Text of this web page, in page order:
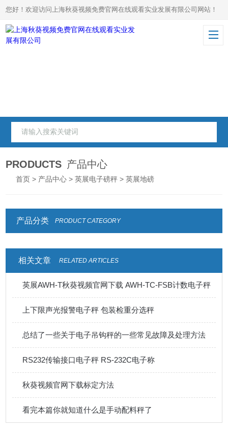
您好！欢迎访问上海秋葵视频免费官网在线观看实业发展有限公司网站！
PRODUCTS 产品中心
首页 > 产品中心 >英展电子磅秤 > 英展地磅
产品分类 PRODUCT CATEGORY
相关文章 RELATED ARTICLES
英展AWH-T秋葵视频官网下载 AWH-TC-FSB计数电子秤
上下限声光报警电子秤 包装检重分选秤
总结了一些关于电子吊钩秤的一些常见故障及处理方法
RS232传输接口电子秤 RS-232C电子称
秋葵视频官网下载标定方法
看完本篇你就知道什么是手动配料秤了